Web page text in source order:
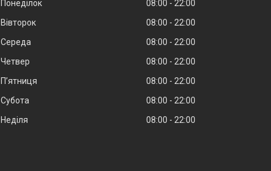
Понеділок 08:00
22:00
Вівторок
08:00
22:00
Середа
08:00
22:00
Четвер
08:00
22:00
Пʼятниця
08:00
22:00
Субота
08:00
22:00
Неділя
08:00 22:00